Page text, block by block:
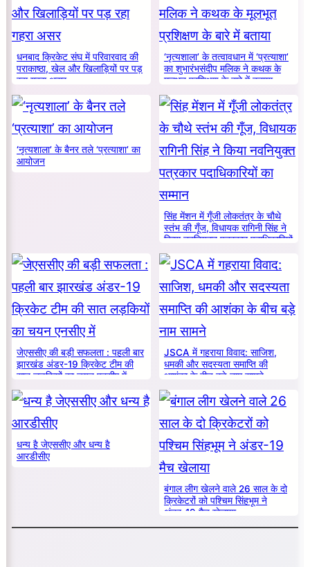
धनबाद क्रिकेट संघ में परिवारवाद की
पराकाष्ठा, खेल और खिलाड़ियों पर पड़
रहा गहरा असर
‘नृत्यशाला’ के तत्वावधान में ‘प्रत्याशा’
का शुभारंभसंदीप मलिक ने कथक के
मूलभूत प्रशिक्षण के बारे में बताया
‘नृत्यशाला’ के बैनर तले ‘प्रत्याशा’ का
आयोजन
सिंह मेंशन में गूँजी लोकतंत्र के चौथे
स्तंभ की गूँज, विधायक रागिनी सिंह ने
किया नवनियुक्त पत्रकार पदाधिकारियों
का सम्मान
जेएससीए की बड़ी सफलता : पहली बार
झारखंड अंडर-19 क्रिकेट टीम की
सात लड़कियों का चयन एनसीए में
JSCA में गहराया विवाद: साजिश,
धमकी और सदस्यता समाप्ति की
आशंका के बीच बड़े नाम सामने
धन्य है जेएससीए और धन्य है
आरडीसीए
बंगाल लीग खेलने वाले 26 साल के दो
क्रिकेटरों को पश्चिम सिंहभूम ने
अंडर-19 मैच खेलाया